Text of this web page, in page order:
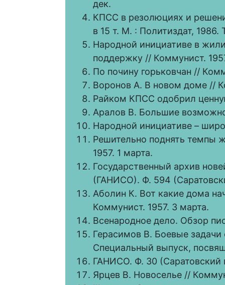
дек.
КПСС в резолюциях и
в 15 т. М. : Политиздат, 1986.
Народной инициативе в
поддержку // Коммунист.
По почину горьковчан //
Воронов А. В новом доме //
Райком КПСС одобрил
Аралов В. Большие
Народной инициативе –
Решительно поднять темпы
1957. 1 марта.
Государственный архив
(ГАНИСО). Ф. 594
Аболин К. Вот какие дома
Коммунист. 1957. 3 марта.
Всенародное дело. Обзор
Герасимов В. Боевые задачи
Специальный выпуск,
ГАНИСО. Ф. 30
Ярцев В. Новоселье //